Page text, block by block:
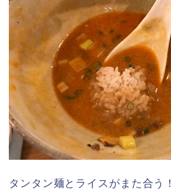
タンタン麺とライスがまた合う！